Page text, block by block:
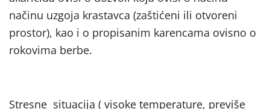
načinu uzgoja krastavca (zaštićeni ili otvoreni
prostor), kao i o propisanim karencama ovisno o
rokovima berbe.
Stresne situacija ( visoke temperature, previše